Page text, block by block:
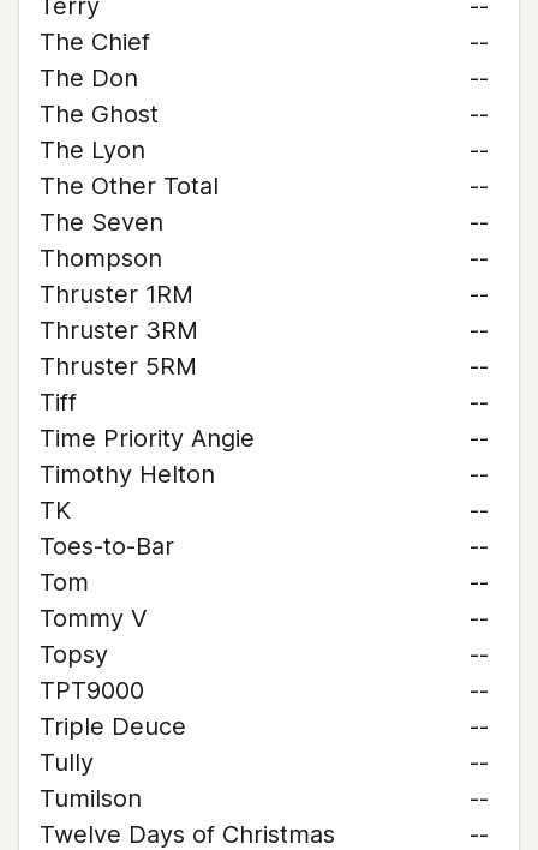
Terry
--
The Chief
--
The Don
--
The Ghost
--
The Lyon
--
The Other Total
--
The Seven
--
Thompson
--
Thruster 1RM
--
Thruster 3RM
--
Thruster 5RM
--
Tiff
--
Time Priority Angie
--
Timothy Helton
--
TK
--
Toes-to-Bar
--
Tom
--
Tommy V
--
Topsy
--
TPT9000
--
Triple Deuce
--
Tully
--
Tumilson
--
Twelve Days of Christmas
--